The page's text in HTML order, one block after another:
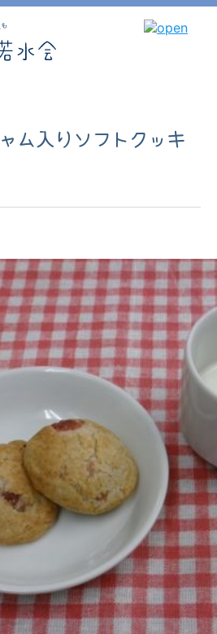
ム入りソフトクッキ